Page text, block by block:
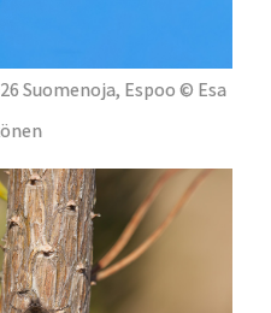
Suomenoja, Espoo © Esa